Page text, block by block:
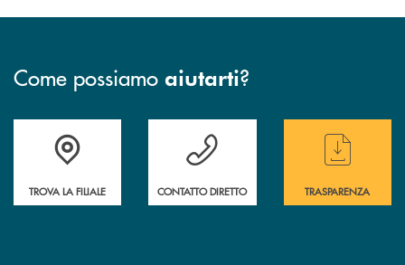
Come possiamo aiutarti?
Accedi all' elenco completo delle filiali
TROVA LA FILIALE
Hai bisogno di assistenza immediata ?
CONTATTO DIRETTO
Hai bisogno di
TRASPARENZA